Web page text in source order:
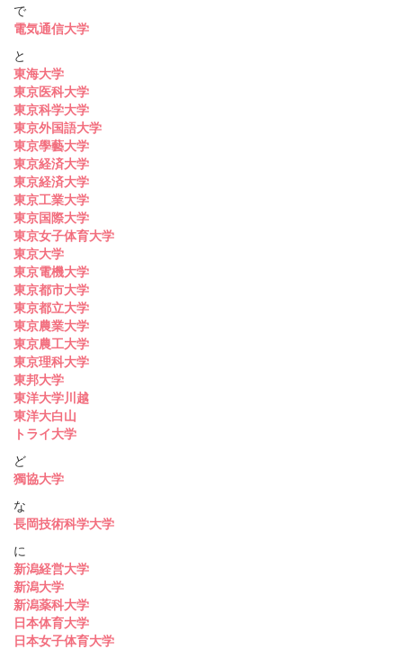
で
電気通信大学
と
東海大学
東京医科大学
東京科学大学
東京外国語大学
東京學藝大学
東京経済大学
東京経済大学
東京工業大学
東京国際大学
東京女子体育大学
東京大学
東京電機大学
東京都市大学
東京都立大学
東京農業大学
東京農工大学
東京理科大学
東邦大学
東洋大学川越
東洋大白山
トライ大学
ど
獨協大学
な
長岡技術科学大学
に
新潟経営大学
新潟大学
新潟薬科大学
日本体育大学
日本女子体育大学